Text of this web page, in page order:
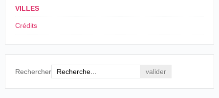
VILLES
Crédits
Rechercher